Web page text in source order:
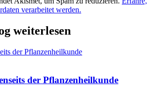
verarbeitet werden.
weiterlesen
der Pflanzenheilkunde